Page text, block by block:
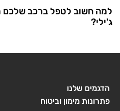
למה חשוב לטפל ברכב שלכם
ג'ילי?
הדגמים שלנו
פתרונות מימון וביטוח